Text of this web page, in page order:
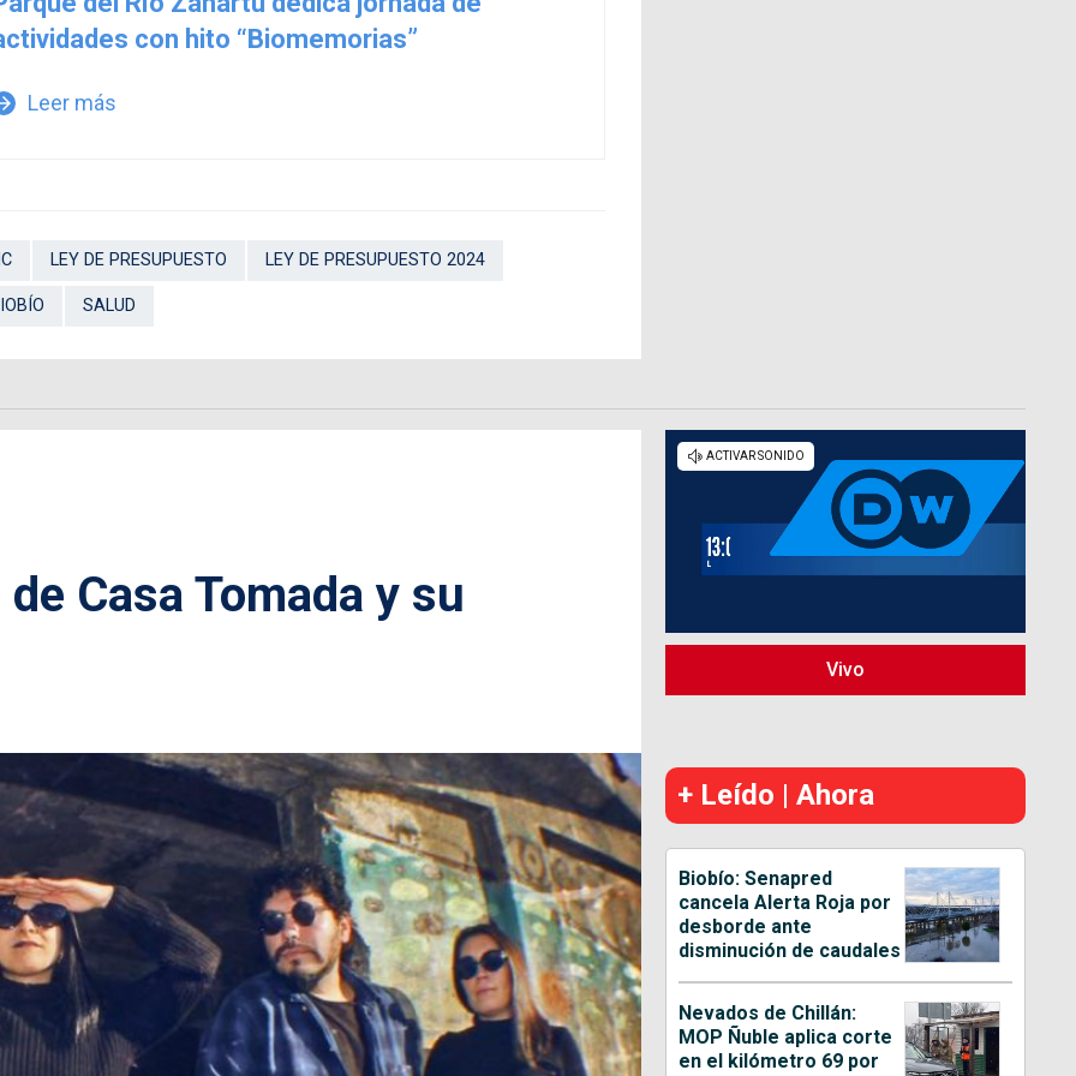
con hito “Biomemorias”
Leer más
LEY DE PRESUPUESTO LEY DE PRESUPUESTO 2024
SALUD
Casa Tomada y su
Vivo
+ Leído | Ahora
Biobío: Senapred
cancela Alerta Roja por
desborde ante
disminución de caudales
Nevados de Chillán:
MOP Ñuble aplica corte
en el kilómetro 69 por